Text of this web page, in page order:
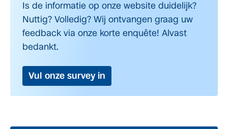
Is de informatie op onze website duidelijk?
Nuttig? Volledig? Wij ontvangen graag uw
feedback via onze korte enquête! Alvast
bedankt.
Vul onze survey in